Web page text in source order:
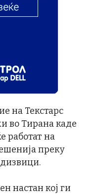
на Текстарс
во Тирана каде
работат на
преку
настан кој ги